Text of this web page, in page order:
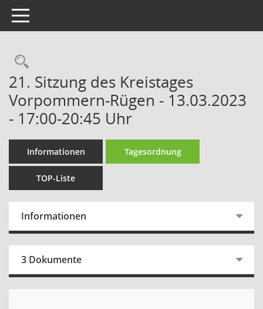
Toggle navigation
Rechercheauswahl
21. Sitzung des Kreistages
Vorpommern-Rügen - 13.03.2023
- 17:00-20:45 Uhr
Informationen Tagesordnung
TOP-Liste
Informationen
3 Dokumente